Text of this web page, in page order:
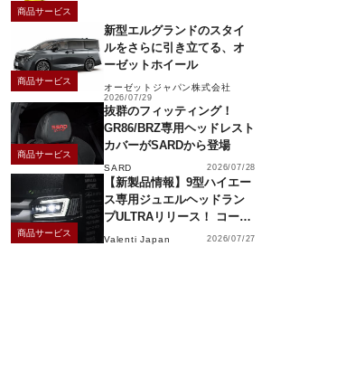
商品サービス
商品サービス
新型エルグランドのスタイ
ルをさらに引き立てる、オ
ーゼットホイール
オーゼットジャパン株式会社
2026/07/29
商品サービス
抜群のフィッティング！
GR86/BRZ専用ヘッドレスト
カバーがSARDから登場
SARD 2026/07/28
商品サービス
【新製品情報】9型ハイエー
ス専用ジュエルヘッドラン
プULTRAリリース！ コーナ
ーリングランプ、キーレス
Valenti Japan 2026/07/27